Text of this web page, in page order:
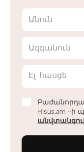
Անուն
Ազգանուն
Էլ. հասցե
Hisus.am -ի